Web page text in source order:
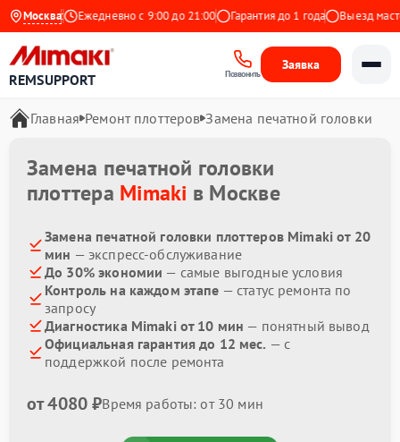
Москва
Яндекс Ежедневно с 9:00 до 21:00 Гарантия до 1 года Выезд
REMSUPPORT Позвонить
Заявка
Главная Ремонт плоттеров Замена печатной головки
Замена печатной головки
плоттера Mimaki в Москве
Замена печатной головки плоттеров Mimaki от 20
мин — экспресс-обслуживание
До 30% экономии — самые выгодные условия
Контроль на каждом этапе — статус ремонта по
запросу
Диагностика Mimaki от 10 мин — понятный вывод
Официальная гарантия до 12 мес. — с
поддержкой после ремонта
от 4080 ₽Время работы: от 30 мин